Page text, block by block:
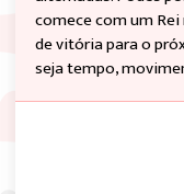
comece com um
de vitória para o
seja tempo,